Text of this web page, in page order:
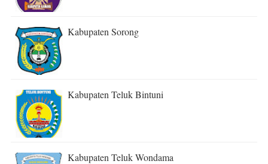
Kabupaten Sorong
Kabupaten Teluk Bintuni
Kabupaten Teluk Wondama